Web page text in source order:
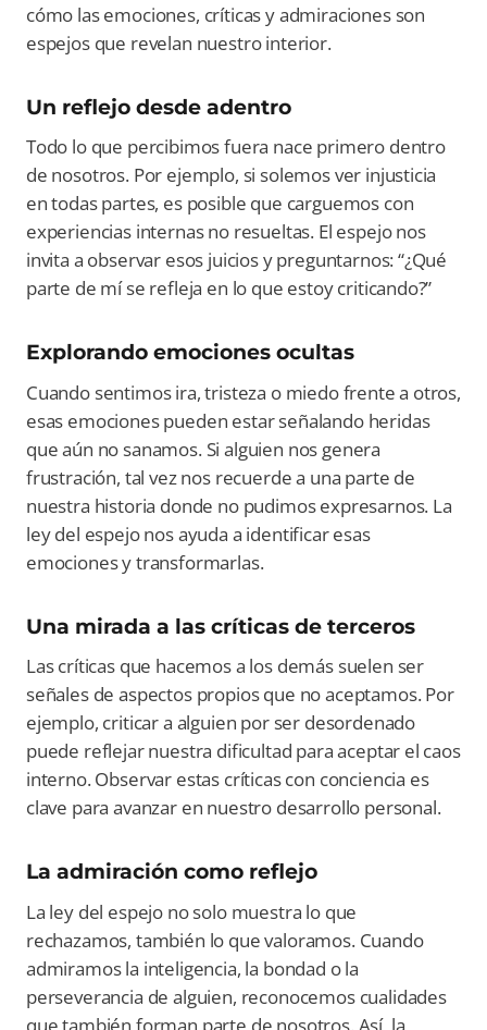
cómo las emociones, críticas y admiraciones son
espejos que revelan nuestro interior.
Un reflejo desde adentro
Todo lo que percibimos fuera nace primero dentro
de nosotros. Por ejemplo, si solemos ver injusticia
en todas partes, es posible que carguemos con
experiencias internas no resueltas. El espejo nos
invita a observar esos juicios y preguntarnos: “¿Qué
parte de mí se refleja en lo que estoy criticando?”
Explorando emociones ocultas
Cuando sentimos ira, tristeza o miedo frente a otros,
esas emociones pueden estar señalando heridas
que aún no sanamos. Si alguien nos genera
frustración, tal vez nos recuerde a una parte de
nuestra historia donde no pudimos expresarnos. La
ley del espejo nos ayuda a identificar esas
emociones y transformarlas.
Una mirada a las críticas de terceros
Las críticas que hacemos a los demás suelen ser
señales de aspectos propios que no aceptamos. Por
ejemplo, criticar a alguien por ser desordenado
puede reflejar nuestra dificultad para aceptar el caos
interno. Observar estas críticas con conciencia es
clave para avanzar en nuestro desarrollo personal.
La admiración como reflejo
La ley del espejo no solo muestra lo que
rechazamos, también lo que valoramos. Cuando
admiramos la inteligencia, la bondad o la
perseverancia de alguien, reconocemos cualidades
que también forman parte de nosotros. Así, la